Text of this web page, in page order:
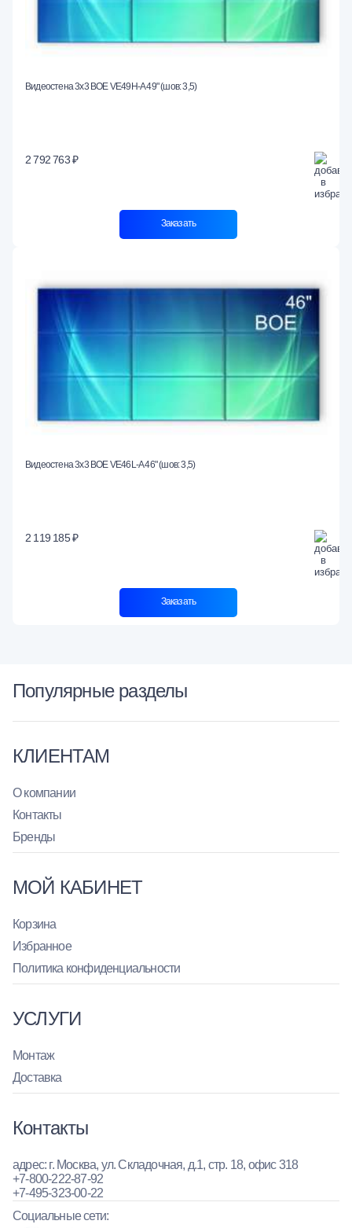
Видеостена 3x3 BOE VE49H-A 49" (шов: 3,5)
2 792 763 ₽
Заказать
Видеостена 3x3 BOE VE46L-A 46" (шов: 3,5)
2 119 185 ₽
Заказать
Популярные разделы
КЛИЕНТАМ
О компании
Контакты
Бренды
МОЙ КАБИНЕТ
Корзина
Избранное
Политика конфиденциальности
УСЛУГИ
Монтаж
Доставка
Контакты
адрес: г. Москва, ул. Складочная, д.1, стр. 18, офис 318
+7-800-222-87-92
+7-495-323-00-22
Социальные сети: